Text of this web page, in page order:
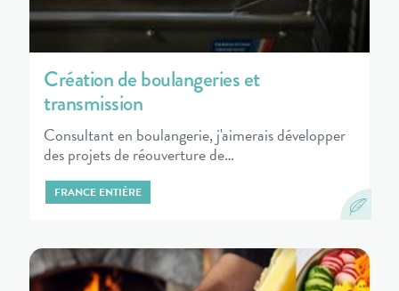
Création de boulangeries et
transmission
Consultant en boulangerie, j'aimerais développer
des projets de réouverture de…
FRANCE ENTIÈRE